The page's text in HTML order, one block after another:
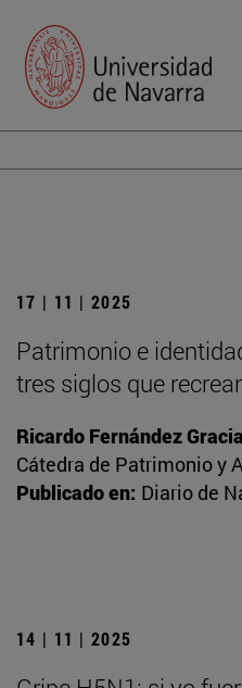
17 | 11 | 2025
Patrimonio e
tres siglos que
Ricardo Fernández Gracia
Cátedra de Patrimonio y
Publicado en: Diario de
14 | 11 | 2025